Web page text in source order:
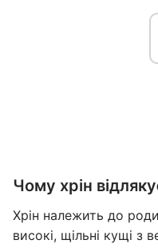
Чому хрін
Хрін належить до
високі, щільні кущі з